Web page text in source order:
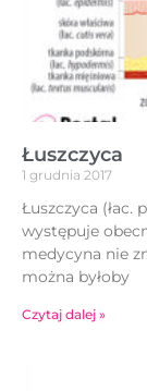
Łuszczyca
1 grudnia 2017
Łuszczyca (łac.
występuje
medycyna nie
można byłoby
Czytaj dalej »